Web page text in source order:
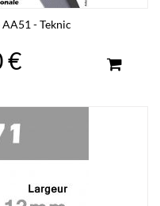
- Teknic
€